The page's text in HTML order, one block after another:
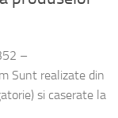
–
Sunt realizate din
si caserate la